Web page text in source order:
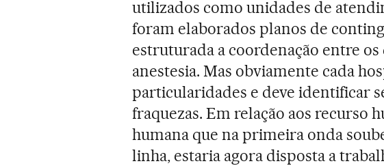
utilizados como unidades de
foram elaborados planos de
estruturada a coordenação entre
anestesia. Mas obviamente cada
particularidades e deve identificar
fraquezas. Em relação aos recurso
humana que na primeira onda
linha, estaria agora disposta a